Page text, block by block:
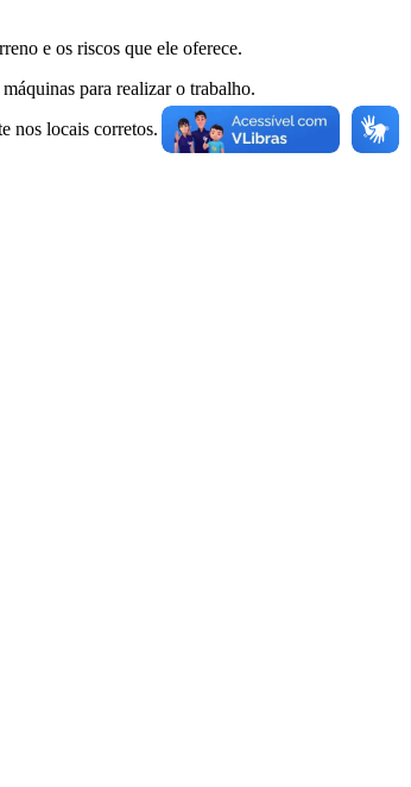
e os riscos que ele oferece.
para realizar o trabalho.
nos locais corretos.